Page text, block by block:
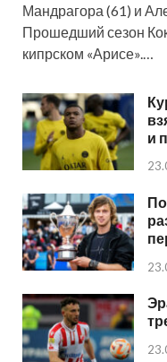
Мандрагора (61) и
Прошедший сезон
кипрском «Арисе».…
и